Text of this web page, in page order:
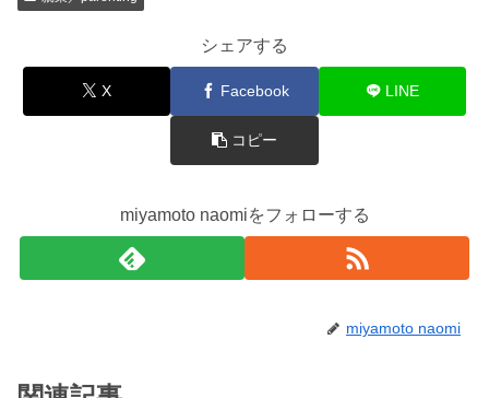
シェアする
X Facebook LINE
コピー
miyamoto naomiをフォローする
miyamoto naomi